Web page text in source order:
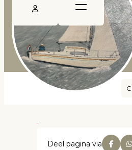
Deel pagina via